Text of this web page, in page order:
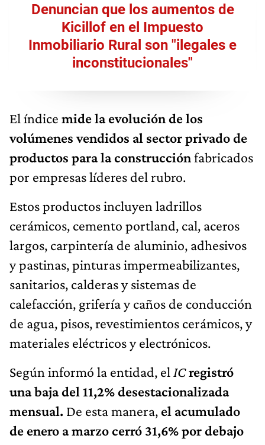
Denuncian que los aumentos de
Kicillof en el Impuesto
Inmobiliario Rural son "ilegales e
inconstitucionales"
El índice mide la evolución de los
volúmenes vendidos al sector privado de
productos para la construcciónfabricados
por empresas líderes del rubro.
Estos productos incluyen ladrillos
cerámicos, cemento portland, cal, aceros
largos, carpintería de aluminio, adhesivos
y pastinas, pinturas impermeabilizantes,
sanitarios, calderas y sistemas de
calefacción, grifería y caños de conducción
de agua, pisos, revestimientos cerámicos, y
materiales eléctricos y electrónicos.
Según informó la entidad, el ICregistró
una baja del 11,2% desestacionalizada
mensual. De esta manera, el acumulado
de enero a marzo cerró 31,6% por debajo